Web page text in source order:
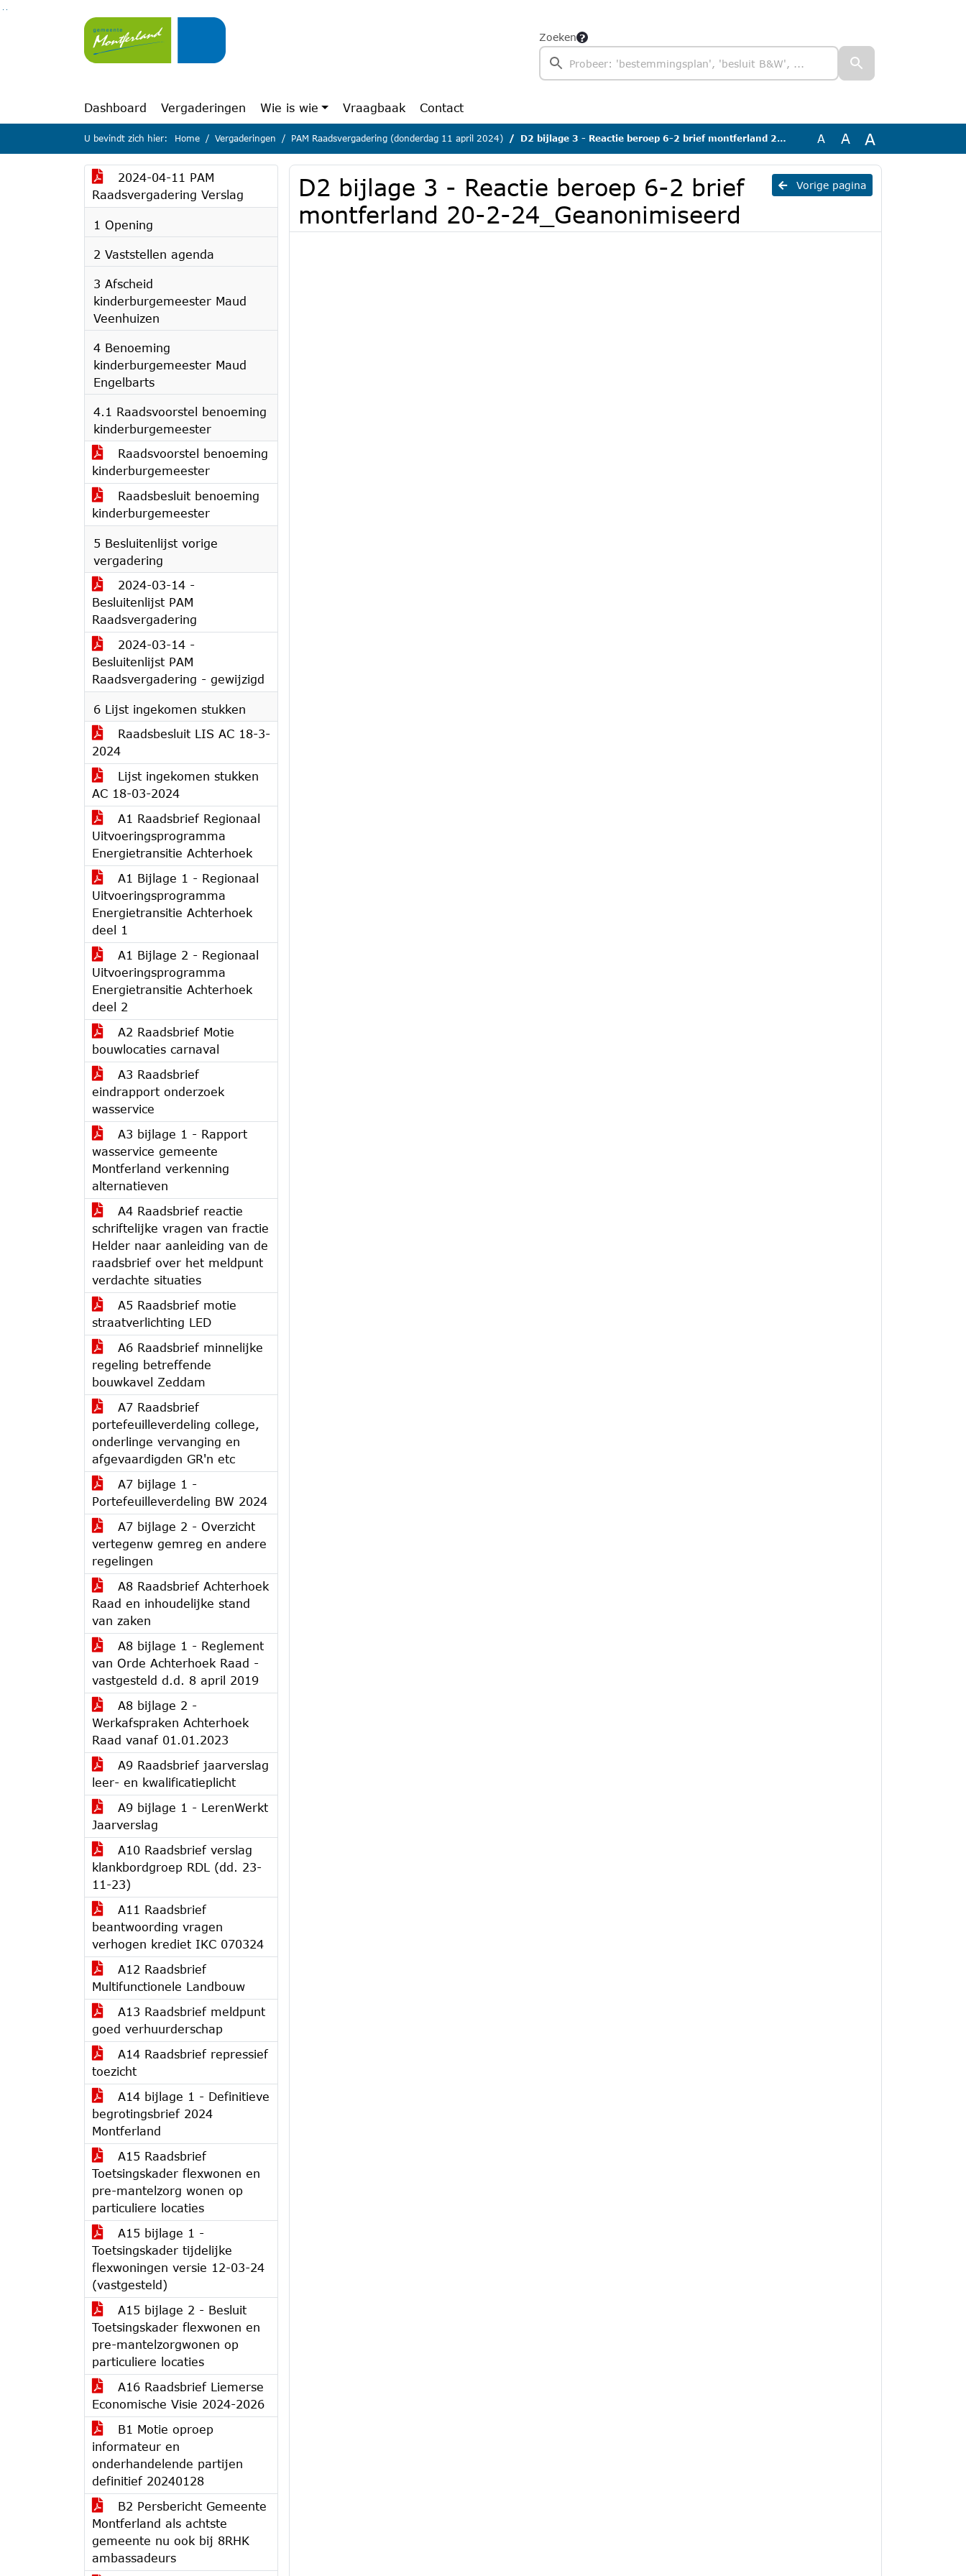
Ga naar de inhoud van deze pagina
Ga naar het zoeken
Ga naar het menu
Zoeken
Dashboard Vergaderingen Wie is wie Vraagbaak Contact
U bevindt zich hier: Home Vergaderingen PAM Raadsvergadering (donderdag 11 april 2024) D2 bijlage 3 - Reactie beroep 6-2 brief montferland 20-2-24_Geanonimiseerd A A A
2024-04-11 PAM
Raadsvergadering Verslag
1 Opening
2 Vaststellen agenda
3 Afscheid
kinderburgemeester Maud
Veenhuizen
4 Benoeming
kinderburgemeester Maud
Engelbarts
4.1 Raadsvoorstel benoeming
kinderburgemeester
Raadsvoorstel benoeming
kinderburgemeester
Raadsbesluit benoeming
kinderburgemeester
5 Besluitenlijst vorige
vergadering
2024-03-14 -
Besluitenlijst PAM
Raadsvergadering
2024-03-14 -
Besluitenlijst PAM
Raadsvergadering - gewijzigd
6 Lijst ingekomen stukken
Raadsbesluit LIS AC 18-3-
2024
Lijst ingekomen stukken
AC 18-03-2024
A1 Raadsbrief Regionaal
Uitvoeringsprogramma
Energietransitie Achterhoek
A1 Bijlage 1 - Regionaal
Uitvoeringsprogramma
Energietransitie Achterhoek
deel 1
A1 Bijlage 2 - Regionaal
Uitvoeringsprogramma
Energietransitie Achterhoek
deel 2
A2 Raadsbrief Motie
bouwlocaties carnaval
A3 Raadsbrief
eindrapport onderzoek
wasservice
A3 bijlage 1 - Rapport
wasservice gemeente
Montferland verkenning
alternatieven
A4 Raadsbrief reactie
schriftelijke vragen van fractie
Helder naar aanleiding van de
raadsbrief over het meldpunt
verdachte situaties
A5 Raadsbrief motie
straatverlichting LED
A6 Raadsbrief minnelijke
regeling betreffende
bouwkavel Zeddam
A7 Raadsbrief
portefeuilleverdeling college,
onderlinge vervanging en
afgevaardigden GR'n etc
A7 bijlage 1 -
Portefeuilleverdeling BW 2024
A7 bijlage 2 - Overzicht
vertegenw gemreg en andere
regelingen
A8 Raadsbrief Achterhoek
Raad en inhoudelijke stand
van zaken
A8 bijlage 1 - Reglement
van Orde Achterhoek Raad -
vastgesteld d.d. 8 april 2019
A8 bijlage 2 -
Werkafspraken Achterhoek
Raad vanaf 01.01.2023
A9 Raadsbrief jaarverslag
leer- en kwalificatieplicht
A9 bijlage 1 - LerenWerkt
Jaarverslag
A10 Raadsbrief verslag
klankbordgroep RDL (dd. 23-
11-23)
A11 Raadsbrief
beantwoording vragen
verhogen krediet IKC 070324
A12 Raadsbrief
Multifunctionele Landbouw
A13 Raadsbrief meldpunt
goed verhuurderschap
A14 Raadsbrief repressief
toezicht
A14 bijlage 1 - Definitieve
begrotingsbrief 2024
Montferland
A15 Raadsbrief
Toetsingskader flexwonen en
pre-mantelzorg wonen op
particuliere locaties
A15 bijlage 1 -
Toetsingskader tijdelijke
flexwoningen versie 12-03-24
(vastgesteld)
A15 bijlage 2 - Besluit
Toetsingskader flexwonen en
pre-mantelzorgwonen op
particuliere locaties
A16 Raadsbrief Liemerse
Economische Visie 2024-2026
B1 Motie oproep
informateur en
onderhandelende partijen
definitief 20240128
B2 Persbericht Gemeente
Montferland als achtste
gemeente nu ook bij 8RHK
ambassadeurs
Vorige pagina
D2 bijlage 3 - Reactie beroep 6-2 brief
montferland 20-2-24_Geanonimiseerd